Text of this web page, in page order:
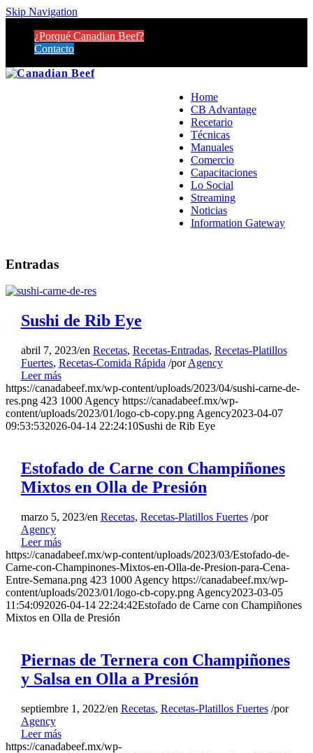
Skip Navigation
¿Porqué Canadian Beef?
Contacto
Home
CB Advantage
Recetario
Técnicas
Manuales
Comercio
Capacitaciones
Lo Social
Streaming
Noticias
Information Gateway
Entradas
Sushi de Rib Eye
abril 7, 2023/en Recetas, Recetas-Entradas, Recetas-Platillos
Fuertes, Recetas-Comida Rápida /porAgency
Leer más
https://canadabeef.mx/wp-content/uploads/2023/04/sushi-carne-de-
res.png 423 1000 Agency https://canadabeef.mx/wp-
content/uploads/2023/01/logo-cb-copy.png Agency2023-04-07
09:53:532026-04-14 22:24:10Sushi de Rib Eye
Estofado de Carne con Champiñones
Mixtos en Olla de Presión
marzo 5, 2023/en Recetas, Recetas-Platillos Fuertes /por
Agency
Leer más
https://canadabeef.mx/wp-content/uploads/2023/03/Estofado-de-
Carne-con-Champinones-Mixtos-en-Olla-de-Presion-para-Cena-
Entre-Semana.png 423 1000 Agency https://canadabeef.mx/wp-
content/uploads/2023/01/logo-cb-copy.png Agency2023-03-05
11:54:092026-04-14 22:24:42Estofado de Carne con Champiñones
Mixtos en Olla de Presión
Piernas de Ternera con Champiñones
y Salsa en Olla a Presión
septiembre 1, 2022/en Recetas, Recetas-Platillos Fuertes /por
Agency
Leer más
https://canadabeef.mx/wp-